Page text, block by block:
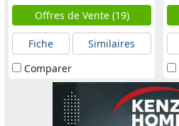
Offres de Vente (19)
Fiche
Similaires
Comparer